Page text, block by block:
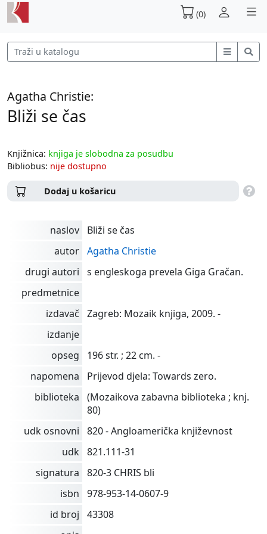
(0)
Agatha Christie:
Bliži se čas
Knjižnica: knjiga je slobodna za posudbu
Bibliobus: nije dostupno
Dodaj u košaricu
naslov
Bliži se čas
autor Agatha Christie
drugi autori
s engleskoga prevela Giga Gračan.
predmetnice
izdavač
Zagreb: Mozaik knjiga, 2009. -
izdanje
opseg
196 str. ; 22 cm. -
napomena
Prijevod djela: Towards zero.
biblioteka
(Mozaikova zabavna biblioteka ; knj.
80)
udk osnovni
820 - Angloamerička književnost
udk 821.111-31
signatura
820-3 CHRIS bli
isbn
978-953-14-0607-9
id broj
43308